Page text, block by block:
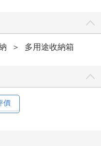
＞ 多用途收納箱
價